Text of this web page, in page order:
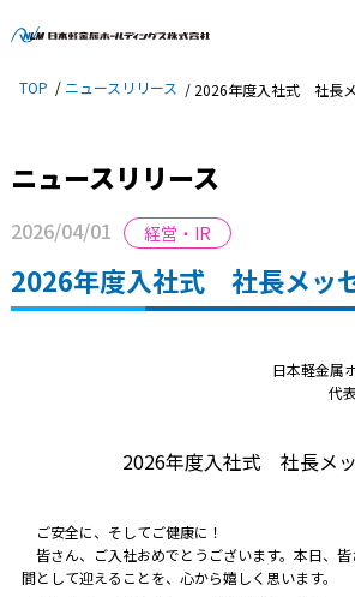
TOP ニュースリリース 2026年度入社式 社長
ニュースリリース
2026/04/01 経営・IR
2026年度入社式 社長メッ
日本軽金属
代
2026年度入社式 社長メ
ご安全に、そしてご健康に！
皆さん、ご入社おめでとうございます。本日、
間として迎えることを、心から嬉しく思います。